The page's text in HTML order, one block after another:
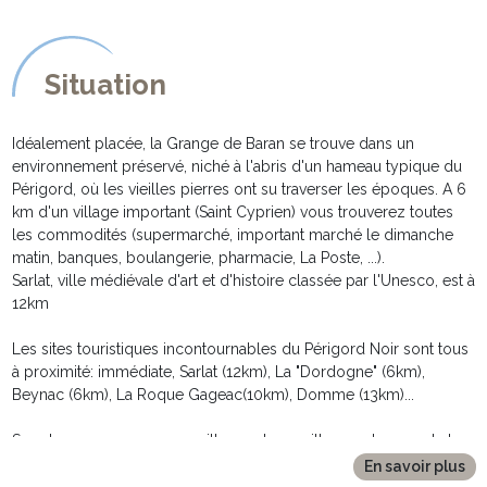
-------------
Bien que la grange offre un intérieur des plus charmants, c'est
probablement en extérieur que vous apprécierez encore
parfaite pour les petits déjeuners au soleil.
* Une seconde terrasse semi couverte, avec une immense table
en bois et 8 assises est également à votre disposition pour de
longues tablées animées, bien protégées du soleil en journée et
des soirées plus fraiches en mi saison
* Le vaste jardin, romantique à souhait, vous invite à la rêverie et au
"farniente" à l'ombre des petits murets de pierres sèches. Clos de
mur il offre une parfaite sécurité pour les jeunes enfants et votre
* Sans oublier bien entendu l'indispensable piscine privée et son
pool house, promesse de rafraichissantes baignades aux retours
des si nombreuses excursions qu'offrent les environs immédiats
profondeur, elle est équipée d'un volet roulant électrique offrant
une sécurité optimale et permettant de conserver la chaleur à la
Situation
Idéalement placée, la Grange de Baran se trouve dans un
environnement préservé, niché à l'abris d'un hameau typique du
Périgord, où les vieilles pierres ont su traverser les époques. A 6
km d'un village important (Saint Cyprien) vous trouverez toutes
les commodités (supermarché, important marché le dimanche
matin, banques, boulangerie, pharmacie, La Poste, ...).
Sarlat, ville médiévale d'art et d'histoire classée par l'Unesco, est à
12km
Les sites touristiques incontournables du Périgord Noir sont tous
à proximité: immédiate, Sarlat (12km), La "Dordogne" (6km),
Beynac (6km), La Roque Gageac(10km), Domme (13km)...
Sur place, nous vous conseillerons les meilleurs adresses de la
région et répondrons avec plaisir à toutes vos questionsEn savoir plus